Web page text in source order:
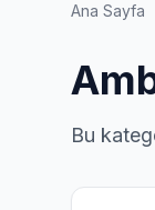
Ana Sayfa
Bu